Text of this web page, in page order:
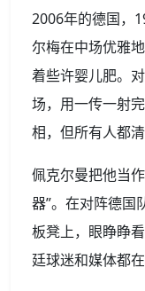
2006年的德国，
尔梅在中场优雅
着些许婴儿肥。
场，用一传一射
相，但所有人都
佩克尔曼把他当
器”。在对阵德国
板凳上，眼睁睁
廷球迷和媒体都